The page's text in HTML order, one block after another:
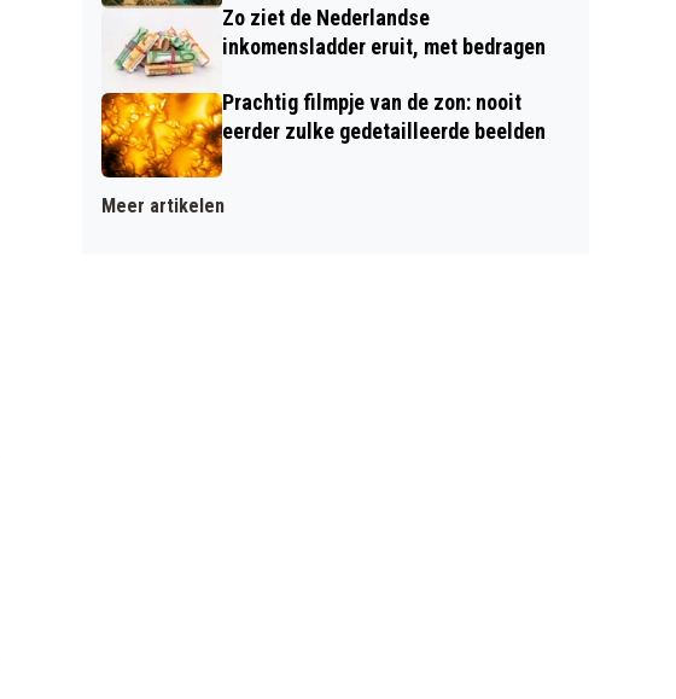
Zo ziet de Nederlandse
inkomensladder eruit, met bedragen
Prachtig filmpje van de zon: nooit
eerder zulke gedetailleerde beelden
Meer artikelen